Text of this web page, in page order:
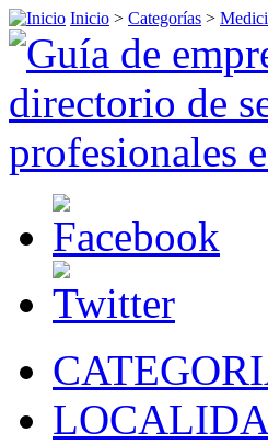
Inicio > Categorías >